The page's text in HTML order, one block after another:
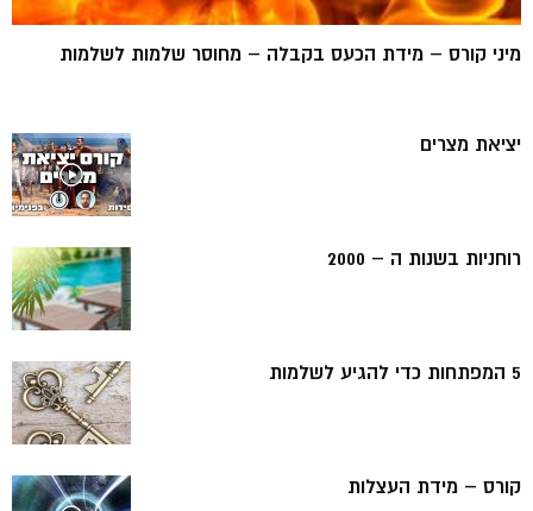
מיני קורס – מידת הכעס בקבלה – מחוסר שלמות לשלמות
יציאת מצרים
רוחניות בשנות ה – 2000
5 המפתחות כדי להגיע לשלמות
קורס – מידת העצלות